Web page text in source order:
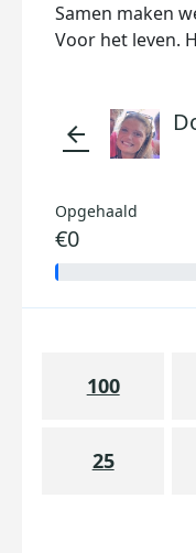
Samen maken
Voor het leven.
arrow_back
Opgehaald
€0
100
25